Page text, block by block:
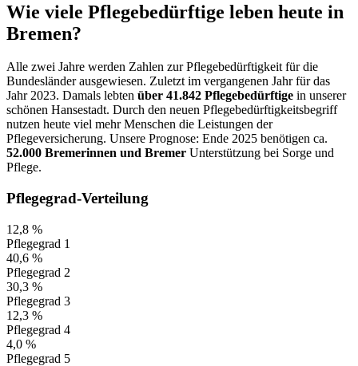
Wie viele Pflegebedürftige leben heute in
Bremen?
Alle zwei Jahre werden Zahlen zur Pflegebedürftigkeit für die
Bundesländer ausgewiesen. Zuletzt im vergangenen Jahr für das
Jahr 2023. Damals lebten über 41.842 Pflegebedürftige in unserer
schönen Hansestadt. Durch den neuen Pflegebedürftigkeitsbegriff
nutzen heute viel mehr Menschen die Leistungen der
Pflegeversicherung. Unsere Prognose: Ende 2025 benötigen ca.
52.000 Bremerinnen und Bremer Unterstützung bei Sorge und
Pflege.
Pflegegrad-Verteilung
12,8 %
Pflegegrad 1
40,6 %
Pflegegrad 2
30,3 %
Pflegegrad 3
12,3 %
Pflegegrad 4
4,0 %
Pflegegrad 5